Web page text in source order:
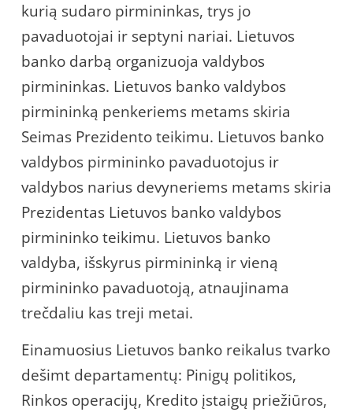
kurią sudaro pirmininkas, trys jo
pavaduotojai ir septyni nariai. Lietuvos
banko darbą organizuoja valdybos
pirmininkas. Lietuvos banko valdybos
pirmininką penkeriems metams skiria
Seimas Prezidento teikimu. Lietuvos banko
valdybos pirmininko pavaduotojus ir
valdybos narius devyneriems metams skiria
Prezidentas Lietuvos banko valdybos
pirmininko teikimu. Lietuvos banko
valdyba, išskyrus pirmininką ir vieną
pirmininko pavaduotoją, atnaujinama
trečdaliu kas treji metai.
Einamuosius Lietuvos banko reikalus tvarko
dešimt departamentų: Pinigų politikos,
Rinkos operacijų, Kredito įstaigų priežiūros,